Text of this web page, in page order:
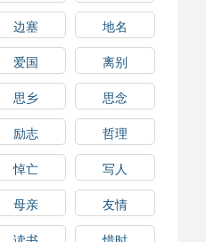
边塞
地名
爱国
离别
思乡
思念
励志
哲理
悼亡
写人
母亲
友情